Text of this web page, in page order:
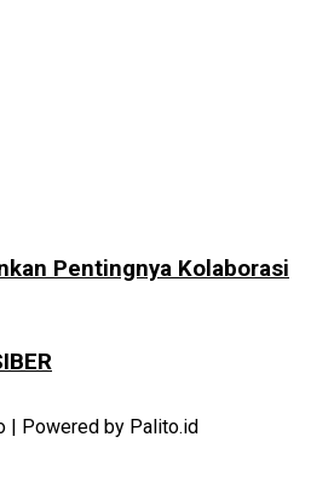
Pentingnya Kolaborasi
| Powered by Palito.id